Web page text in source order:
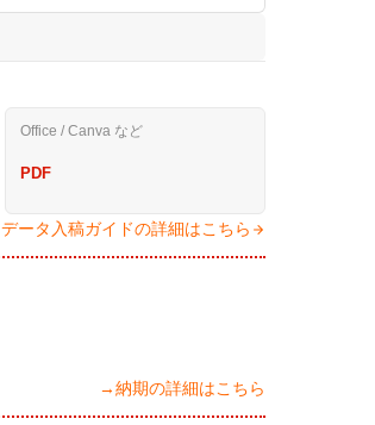
Office / Canva など
PDF
データ入稿ガイドの詳細はこちら
→納期の詳細はこちら